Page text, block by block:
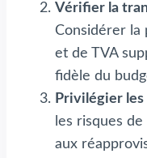
Vérifier la
Considérer la
et de TVA
fidèle du
Privilégier
les risques
aux